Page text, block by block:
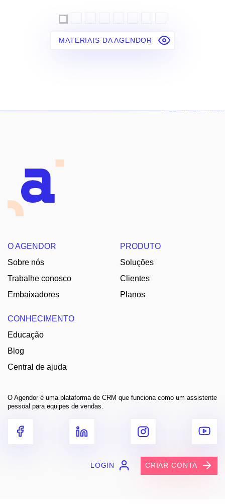
MATERIAIS DA AGENDOR
O AGENDOR
Sobre nós
Trabalhe conosco
Embaixadores
PRODUTO
Soluções
Clientes
Planos
CONHECIMENTO
Educação
Blog
Central de ajuda
O Agendor é uma plataforma de CRM que funciona como um assistente
pessoal para equipes de vendas.
LOGIN CRIAR CONTA